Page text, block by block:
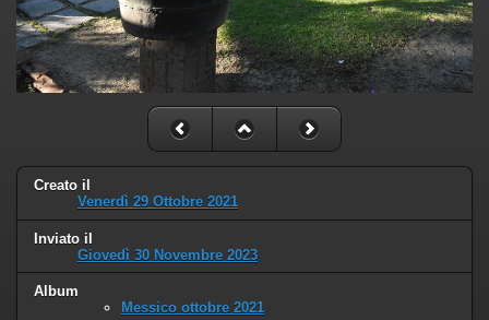
Creato il
Venerdì 29 Ottobre 2021
Inviato il
Giovedì 30 Novembre 2023
Album
Messico ottobre 2021